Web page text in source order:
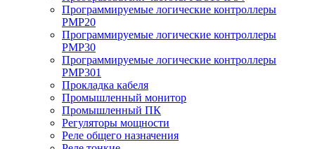
Программируемые логические контроллеры
PMP20
Программируемые логические контроллеры
PMP30
Программируемые логические контроллеры
PMP301
Прокладка кабеля
Промышленный монитор
Промышленный ПК
Регуляторы мощности
Реле общего назначения